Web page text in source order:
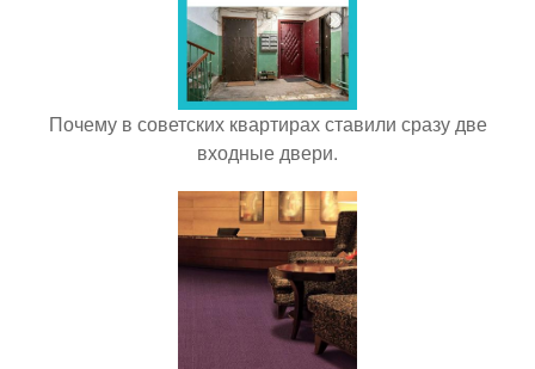
Почему в советских квартирах ставили сразу две
входные двери.